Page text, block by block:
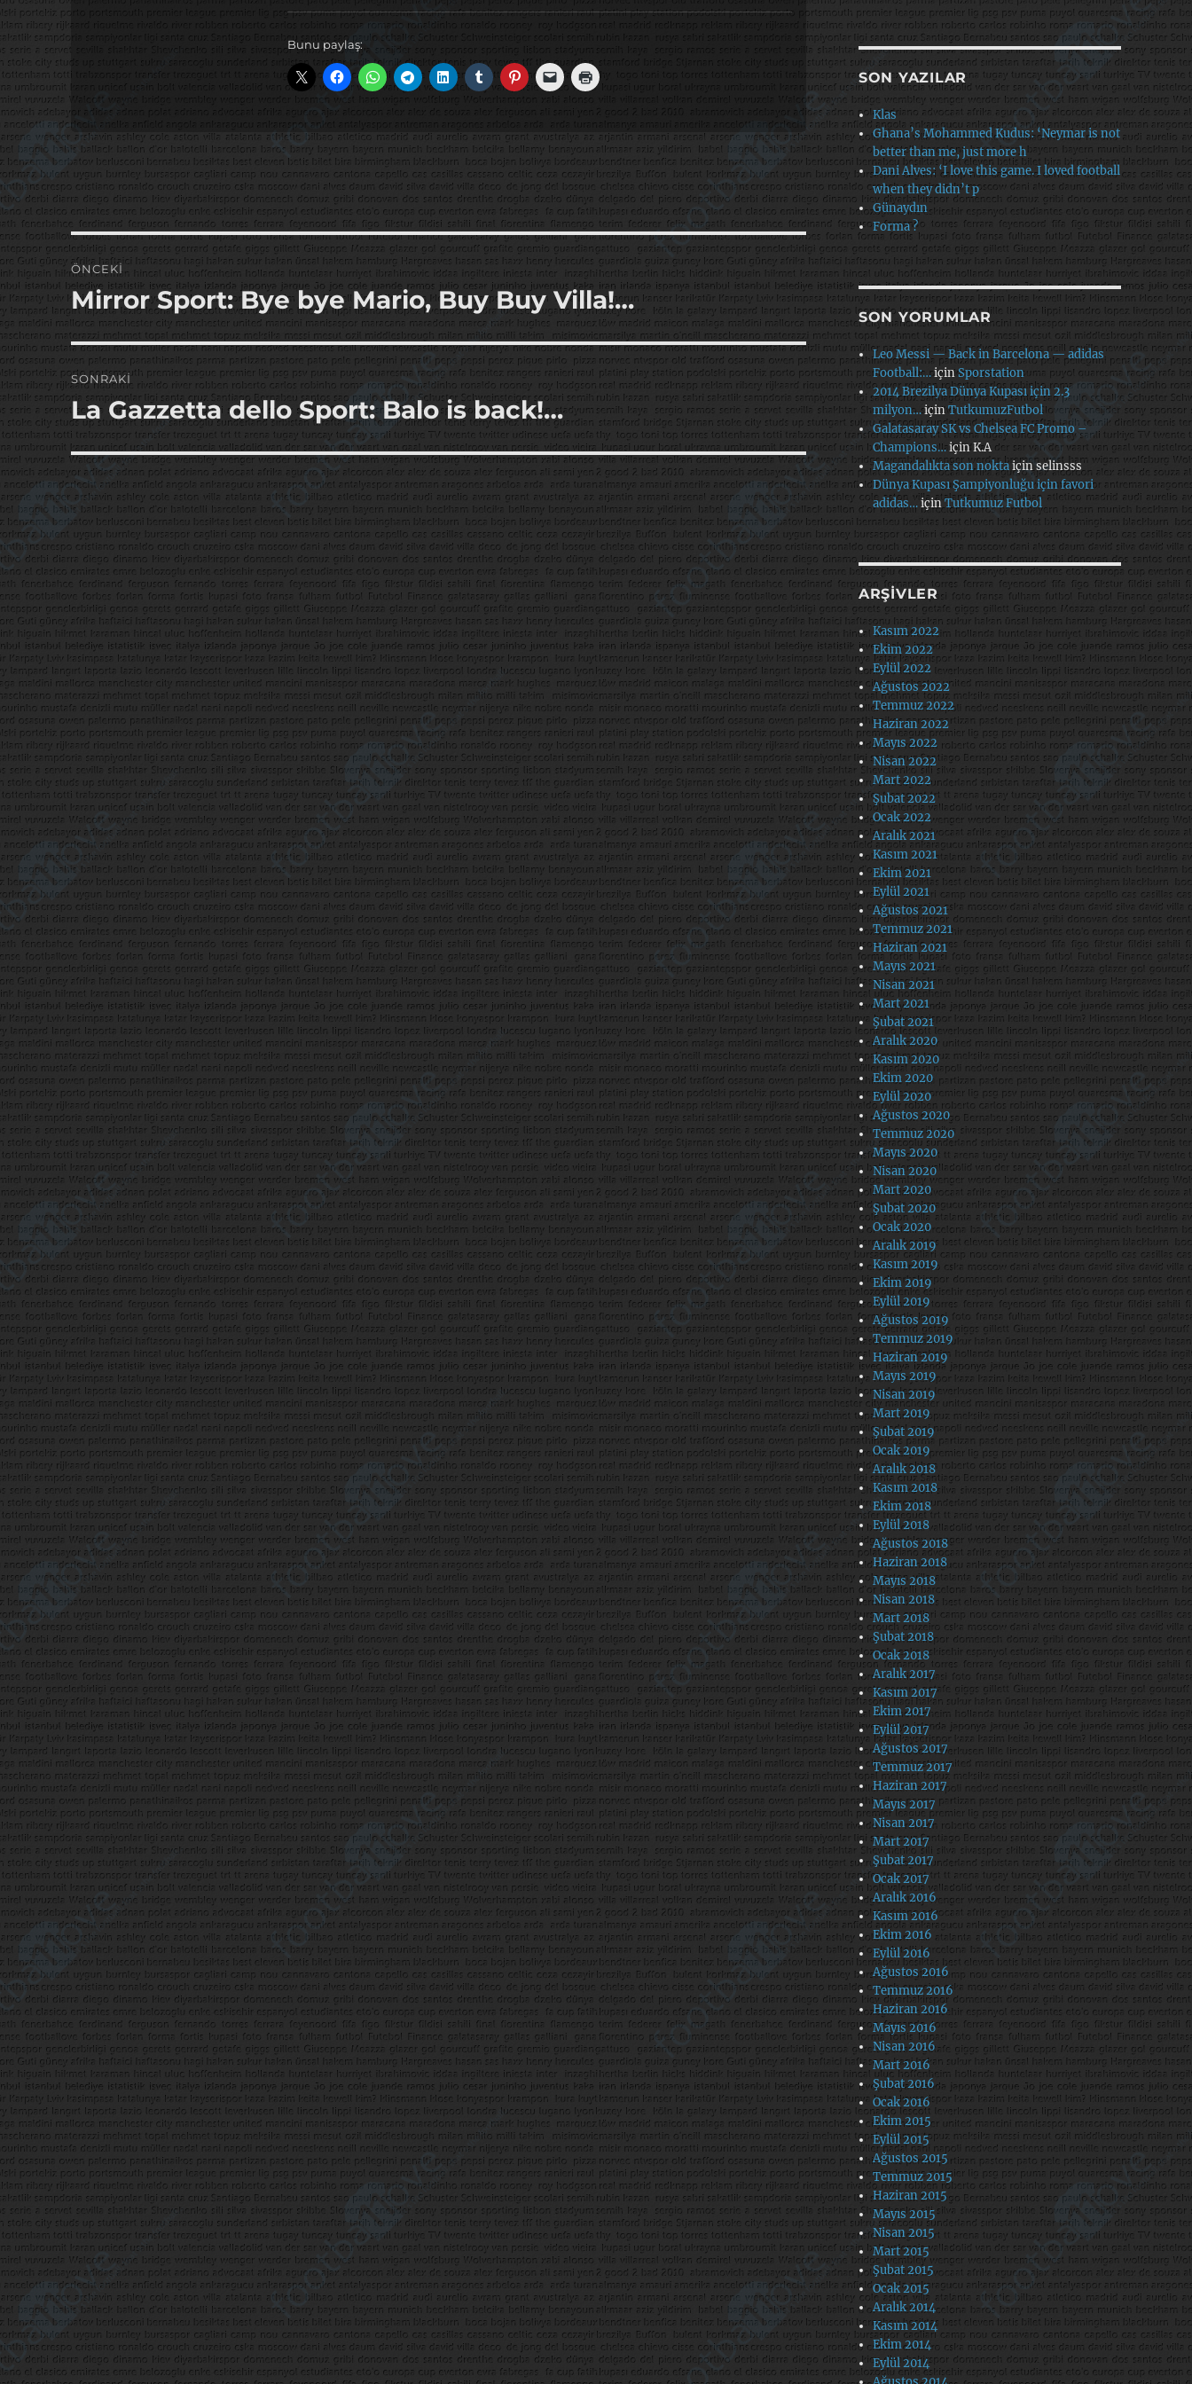
Bunu paylaş:
Yazı
gezinmesi
ÖNCEKI
Önceki
yazı:
Mirror Sport: Bye bye Mario, Buy Buy Villa!…
SONRAKI
Sonraki
yazı:
La Gazzetta dello Sport: Balo is back!…
SON YAZILAR
Klas
Ghana’s Mohammed Kudus: ‘Neymar is not
better than me, just more h
Dani Alves: ‘I love this game. I loved football
when they didn’t p
Günaydın
Forma ?
SON YORUMLAR
Leo Messi — Back in Barcelona — adidas
Football:…içinSporstation
2014 Brezilya Dünya Kupası için 2.3
milyon…içinTutkumuzFutbol
Galatasaray SK vs Chelsea FC Promo –
Champions…içinK.A
Magandalıkta son noktaiçinselinsss
Dünya Kupası Şampiyonluğu için favori
adidas…içinTutkumuz Futbol
ARŞIVLER
Kasım 2022
Ekim 2022
Eylül 2022
Ağustos 2022
Temmuz 2022
Haziran 2022
Mayıs 2022
Nisan 2022
Mart 2022
Şubat 2022
Ocak 2022
Aralık 2021
Kasım 2021
Ekim 2021
Eylül 2021
Ağustos 2021
Temmuz 2021
Haziran 2021
Mayıs 2021
Nisan 2021
Mart 2021
Şubat 2021
Aralık 2020
Kasım 2020
Ekim 2020
Eylül 2020
Ağustos 2020
Temmuz 2020
Mayıs 2020
Nisan 2020
Mart 2020
Şubat 2020
Ocak 2020
Aralık 2019
Kasım 2019
Ekim 2019
Eylül 2019
Ağustos 2019
Temmuz 2019
Haziran 2019
Mayıs 2019
Nisan 2019
Mart 2019
Şubat 2019
Ocak 2019
Aralık 2018
Kasım 2018
Ekim 2018
Eylül 2018
Ağustos 2018
Haziran 2018
Mayıs 2018
Nisan 2018
Mart 2018
Şubat 2018
Ocak 2018
Aralık 2017
Kasım 2017
Ekim 2017
Eylül 2017
Ağustos 2017
Temmuz 2017
Haziran 2017
Mayıs 2017
Nisan 2017
Mart 2017
Şubat 2017
Ocak 2017
Aralık 2016
Kasım 2016
Ekim 2016
Eylül 2016
Ağustos 2016
Temmuz 2016
Haziran 2016
Mayıs 2016
Nisan 2016
Mart 2016
Şubat 2016
Ocak 2016
Ekim 2015
Eylül 2015
Ağustos 2015
Temmuz 2015
Haziran 2015
Mayıs 2015
Nisan 2015
Mart 2015
Şubat 2015
Ocak 2015
Aralık 2014
Kasım 2014
Ekim 2014
Eylül 2014